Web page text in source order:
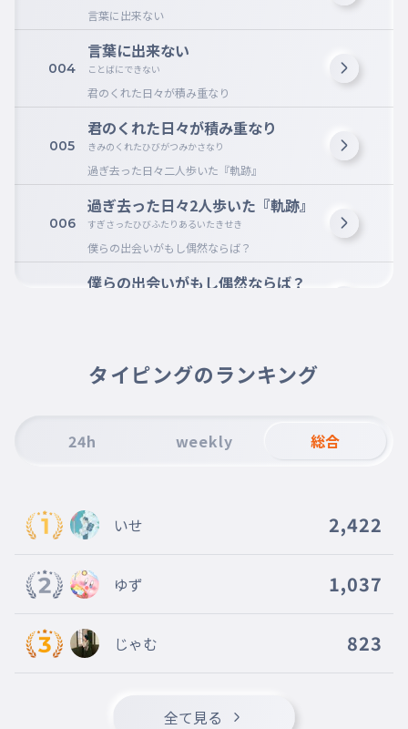
言葉に出来ない
004
言葉に出来ない
ことばにできない
君のくれた日々が積み重なり
005
君のくれた日々が積み重なり
きみのくれたひびがつみかさなり
過ぎ去った日々二人歩いた『軌跡』
006
過ぎ去った日々2人歩いた『軌跡』
すぎさったひびふたりあるいたきせき
僕らの出会いがもし偶然ならば？
僕らの出会いがもし偶然ならば？
運命ならば？君に巡り会えたそれっ
て
二人寄り添って歩いて
永久の愛を形にして
011 とわのあいをかたちにして
いつまでも君のそばで笑ってたくて
いつまでもきみのよこでわらっていたくて
タイピングのランキング
24h weekly 総合
いせ 2,422
ゆず 1,037
じゃむ 823
全て見る